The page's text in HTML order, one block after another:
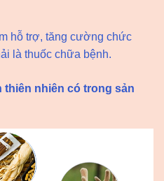
hỗ trợ, tăng cường chức
là thuốc chữa bệnh.
thiên nhiên có trong sản